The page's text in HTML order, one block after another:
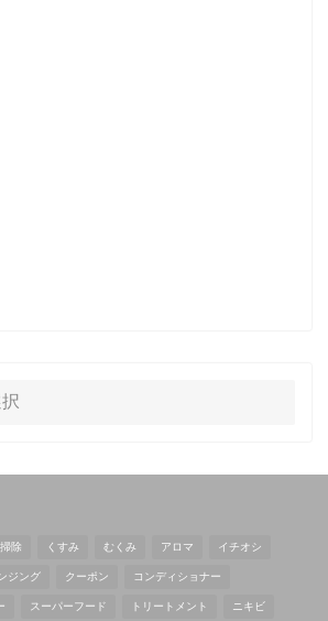
除 くすみ むくみ アロマ イチオシ
ジング クーポン コンディショナー
スーパーフード トリートメント ニキビ